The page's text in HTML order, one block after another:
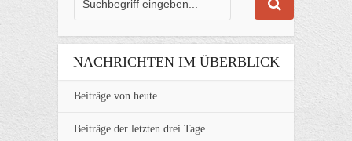
NACHRICHTEN IM ÜBERBLICK
Beiträge von heute
Beiträge der letzten drei Tage